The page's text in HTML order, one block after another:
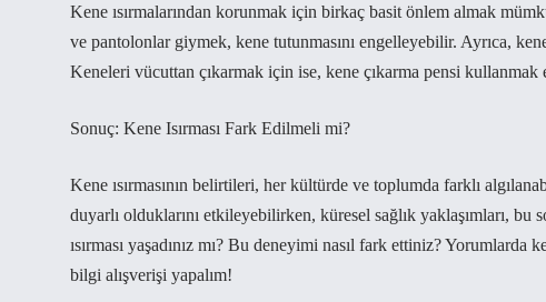
Kene ısırmalarından korunmak için birkaç basit önlem almak
ve pantolonlar giymek, kene tutunmasını engelleyebilir. Ayrıca,
Keneleri vücuttan çıkarmak için ise, kene çıkarma pensi
Sonuç: Kene Isırması Fark Edilmeli mi?
Kene ısırmasının belirtileri, her kültürde ve toplumda farklı
duyarlı olduklarını etkileyebilirken, küresel sağlık yaklaşımları,
ısırması yaşadınız mı? Bu deneyimi nasıl fark ettiniz?
bilgi alışverişi yapalım!